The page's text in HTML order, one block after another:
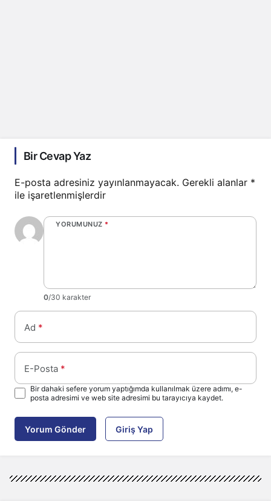
Bir Cevap Yaz
E-posta adresiniz yayınlanmayacak. Gerekli alanlar *
ile işaretlenmişlerdir
YORUMUNUZ *
0/30 karakter
Ad *
E-Posta *
Bir dahaki sefere yorum yaptığımda kullanılmak üzere adımı, e-
posta adresimi ve web site adresimi bu tarayıcıya kaydet.
Yorum Gönder Giriş Yap